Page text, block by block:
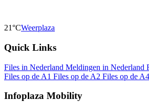
21°CWeerplaza
Quick Links
Files in Nederland Meldingen in Nederland
Files op de A1 Files op de A2 Files op de A4
Infoplaza Mobility